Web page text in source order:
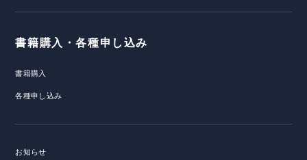
書籍購入・各種申し込み
書籍購入
各種申し込み
お知らせ